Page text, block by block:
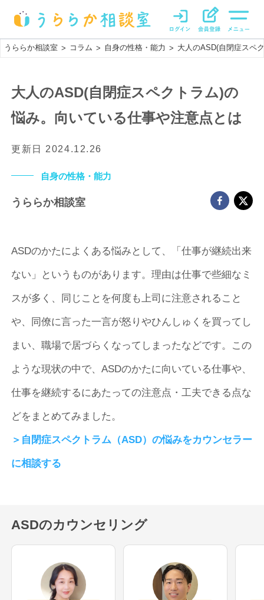
うららか相談室 > コラム > 自身の性格・能力 > 大人のASD(自閉症スペ
大人のASD(自閉症スペクトラム)の
悩み。向いている仕事や注意点とは
更新日 2024.12.26
自身の性格・能力
うららか相談室
ASDのかたによくある悩みとして、「仕事が継続出来
ない」というものがあります。理由は仕事で些細なミ
スが多く、同じことを何度も上司に注意されること
や、同僚に言った一言が怒りやひんしゅくを買ってし
まい、職場で居づらくなってしまったなどです。この
ような現状の中で、ASDのかたに向いている仕事や、
仕事を継続するにあたっての注意点・工夫できる点な
どをまとめてみました。
＞自閉症スペクトラム（ASD）の悩みをカウンセラー
に相談する
ASDのカウンセリング